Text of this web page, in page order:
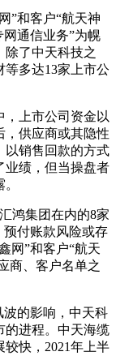
”和客户“航天神
通信业务”为幌
除了中天科技之
等多达13家上市公
，上市公司资金以
，供应商或其隐性
以销售回款的方式
业绩，但当操盘者
鸿集团在内的8家
预付账款风险或存
网”和客户“航天
商、客户名单之
波的影响，中天科
的进程。中天海缆
快，2021年上半